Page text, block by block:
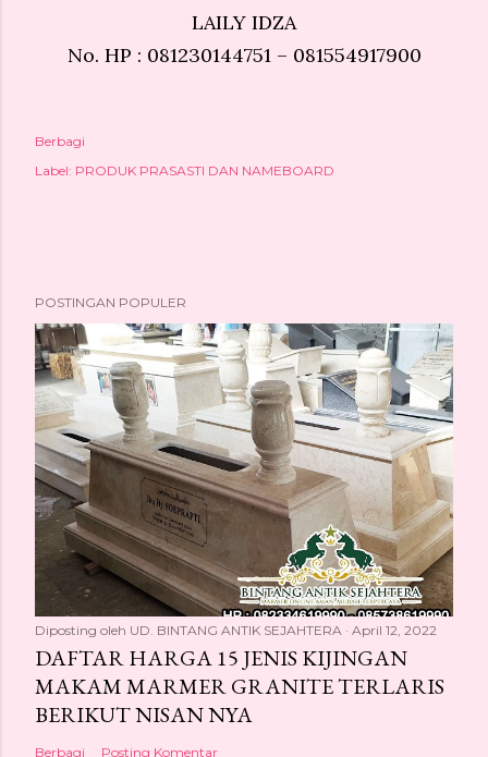
LAILY IDZA
No. HP : 081230144751 – 081554917900
Berbagi
Label: PRODUK PRASASTI DAN NAMEBOARD
POSTINGAN POPULER
Diposting oleh UD. BINTANG ANTIK SEJAHTERA April 12, 2022
DAFTAR HARGA 15 JENIS KIJINGAN
MAKAM MARMER GRANITE TERLARIS
BERIKUT NISAN NYA
Berbagi Posting Komentar